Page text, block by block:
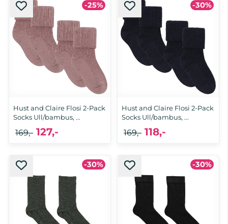
XS, S, M, L, XL, XXL 19/21
-25%
Hust and Claire Flosi 2-Pack
Socks Ull/bambus, ...
127,-
169,-
-30%
Hust and Claire Flosi 2-Pack
Socks Ull/bambus, ...
19/21, 22/24, 25/28, 29/32, 33/36,
118,-
169,-
-30% -30%